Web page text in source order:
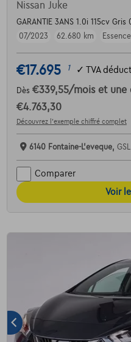
Nissan Juke
GARANTIE 3ANS 1.0i 115cv
07/2023
62.680 km Essence
€17.695 1 ✓ TVA
Dès €339,55/mois et une
€4.763,30
Découvrez l’exemple chiffré complet
6140 Fontaine-L'eveque,
Comparer
Voir